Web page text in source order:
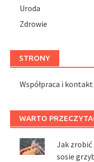
Uroda
Zdrowie
STRONY
Współpraca i kontakt
WARTO
Jak zrobić
sosie